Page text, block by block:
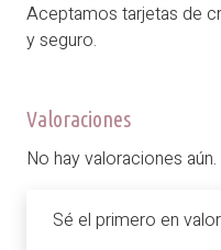
Aceptamos tarjetas de
y seguro.
Valoraciones
No hay valoraciones aún.
Sé el primero en